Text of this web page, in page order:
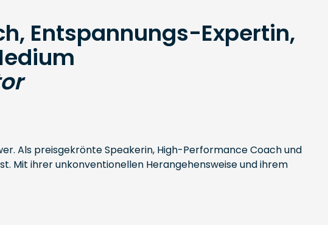
Entspannungs-Expertin,
Als preisgekrönte Speakerin, High-Performance Coach und
Mit ihrer unkonventionellen Herangehensweise und ihrem